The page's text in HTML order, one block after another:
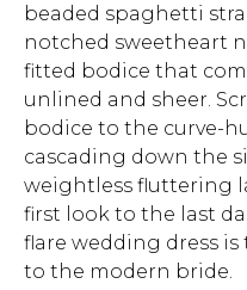
beaded spaghetti
notched sweetheart
fitted bodice that
unlined and sheer.
bodice to the curve-
cascading down the
weightless fluttering
first look to the last
flare wedding dress
to the modern bride.